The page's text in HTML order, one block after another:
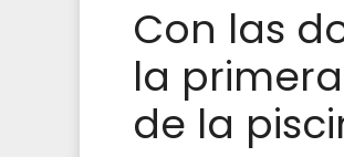
Con las
la
de la